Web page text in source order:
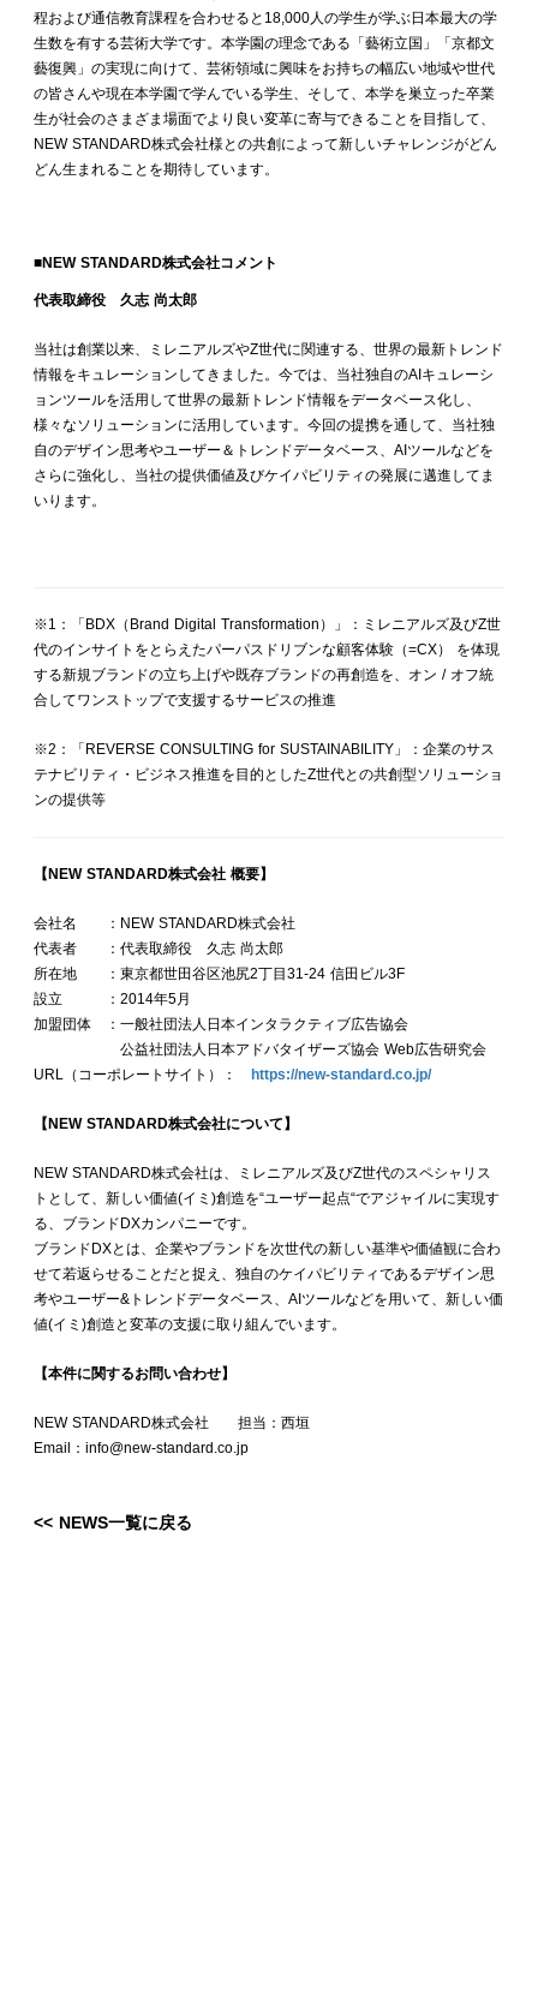
程および通信教育課程を合わせると18,000人の学生が学ぶ日本最大の学
生数を有する芸術大学です。本学園の理念である「藝術立国」「京都文
藝復興」の実現に向けて、芸術領域に興味をお持ちの幅広い地域や世代
の皆さんや現在本学園で学んでいる学生、そして、本学を巣立った卒業
生が社会のさまざま場面でより良い変革に寄与できることを目指して、
NEW STANDARD株式会社様との共創によって新しいチャレンジがどん
どん生まれることを期待しています。
■NEW STANDARD株式会社コメント
代表取締役 久志 尚太郎
当社は創業以来、ミレニアルズやZ世代に関連する、世界の最新トレンド
情報をキュレーションしてきました。今では、当社独自のAIキュレーシ
ョンツールを活用して世界の最新トレンド情報をデータベース化し、
様々なソリューションに活用しています。今回の提携を通して、当社独
自のデザイン思考やユーザー＆トレンドデータベース、AIツールなどを
さらに強化し、当社の提供価値及びケイパビリティの発展に邁進してま
いります。
※1：「BDX（Brand Digital Transformation）」：ミレニアルズ及びZ世
代のインサイトをとらえたパーパスドリブンな顧客体験（=CX） を体現
する新規ブランドの立ち上げや既存ブランドの再創造を、オン / オフ統
合してワンストップで支援するサービスの推進
※2：「REVERSE CONSULTING for SUSTAINABILITY」：企業のサス
テナビリティ・ビジネス推進を目的としたZ世代との共創型ソリューショ
ンの提供等
【NEW STANDARD株式会社 概要】
会社名 ：NEW STANDARD株式会社
代表者 ：代表取締役 久志 尚太郎
所在地 ：東京都世田谷区池尻2丁目31-24 信田ビル3F
設立 ：2014年5月
加盟団体 ：一般社団法人日本インタラクティブ広告協会
公益社団法人日本アドバタイザーズ協会 Web広告研究会
URL（コーポレートサイト）：
https://new-standard.co.jp/
【NEW STANDARD株式会社について】
NEW STANDARD株式会社は、ミレニアルズ及びZ世代のスペシャリス
トとして、新しい価値(イミ)創造を“ユーザー起点“でアジャイルに実現す
る、ブランドDXカンパニーです。
ブランドDXとは、企業やブランドを次世代の新しい基準や価値観に合わ
せて若返らせることだと捉え、独自のケイパビリティであるデザイン思
考やユーザー&トレンドデータベース、AIツールなどを用いて、新しい価
値(イミ)創造と変革の支援に取り組んでいます。
【本件に関するお問い合わせ】
NEW STANDARD株式会社 担当：西垣
Email：info@new-standard.co.jp
<< NEWS一覧に戻る